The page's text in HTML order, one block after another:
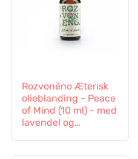
Rozvoněno Æterisk
olieblanding - Peace
of Mind (10 ml) - med
lavendel og